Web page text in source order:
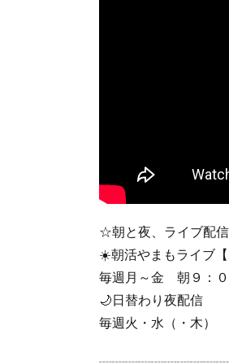
☆朝と夜、ライブ配
☀️朝活やまもライブ【
毎週月～金 朝９：０
🌙日替わり夜配信
毎週火・水（・木）